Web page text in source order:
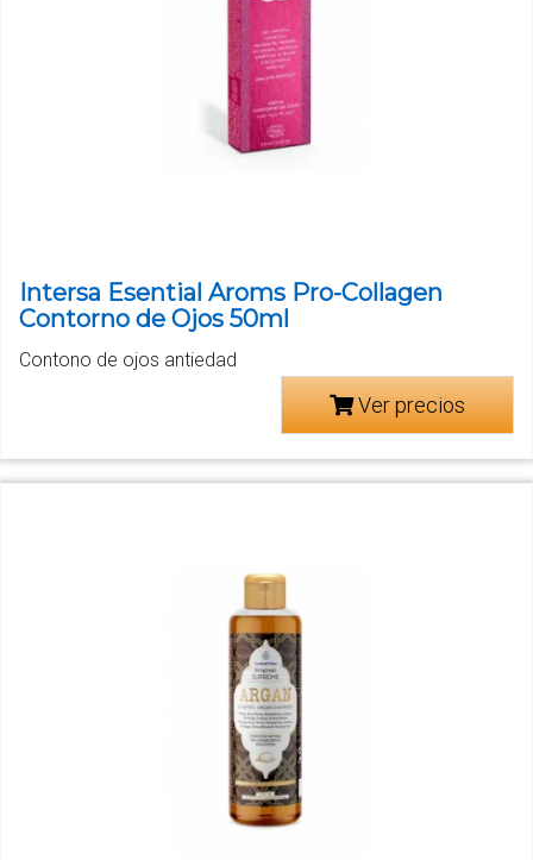
Intersa Esential Aroms Pro-Collagen
Contorno de Ojos 50ml
Contono de ojos antiedad
Ver precios